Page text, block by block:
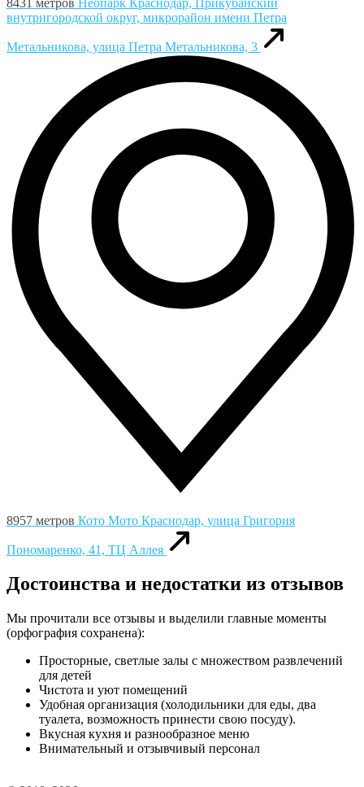
8431 метров Неопарк Краснодар, Прикубанский
внутригородской округ, микрорайон имени Петра
Метальникова, улица Петра Метальникова, 3
8957 метров Кото Мото Краснодар, улица Григория
Пономаренко, 41, ТЦ Аллея
Достоинства и недостатки из отзывов
Мы прочитали все отзывы и выделили главные моменты
(орфография сохранена):
Просторные, светлые залы с множеством развлечений
для детей
Чистота и уют помещений
Удобная организация (холодильники для еды, два
туалета, возможность принести свою посуду).
Вкусная кухня и разнообразное меню
Внимательный и отзывчивый персонал